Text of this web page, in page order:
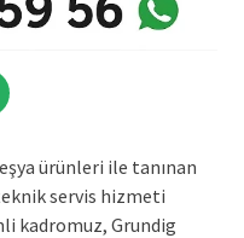
ürünleri ile tanınan
servis hizmeti
kadromuz, Grundig